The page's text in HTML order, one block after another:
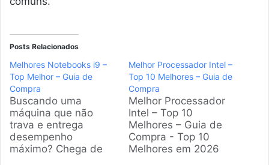
Posts Relacionados
Melhores Notebooks i9 –
Top Melhor – Guia de
Compra
Buscando uma
máquina que não
trava e entrega
desempenho
máximo? Chega de
Melhor Processador Intel –
Top 10 Melhores – Guia de
Compra
Melhor Processador
Intel – Top 10
Melhores – Guia de
Compra - Top 10
Melhores em 2026